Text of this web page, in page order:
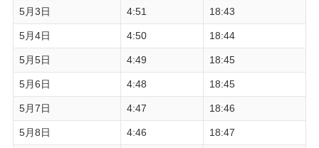
5月3日 4:51 18:43
5月4日 4:50 18:44
5月5日 4:49 18:45
5月6日 4:48 18:45
5月7日 4:47 18:46
5月8日 4:46 18:47